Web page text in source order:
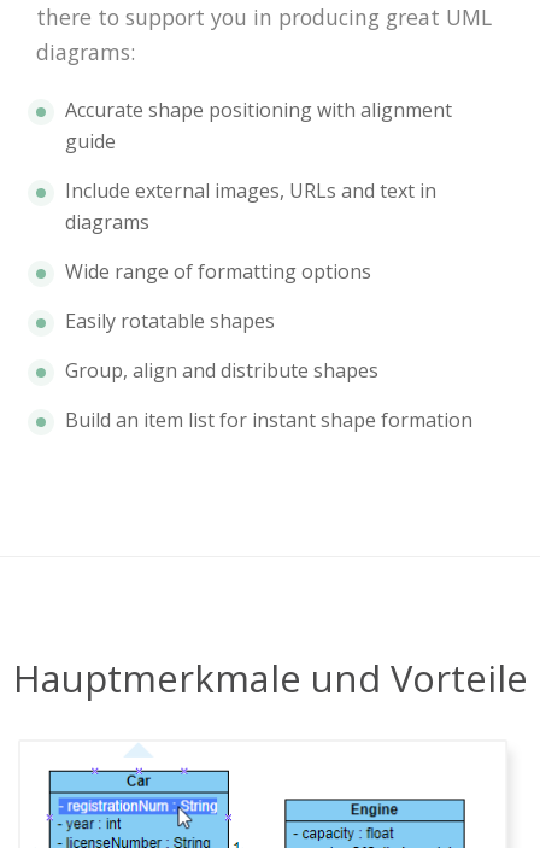
there to support you in producing great UML
diagrams:
Accurate shape positioning with alignment
guide
Include external images, URLs and text in
diagrams
Wide range of formatting options
Easily rotatable shapes
Group, align and distribute shapes
Build an item list for instant shape formation
Hauptmerkmale und Vorteile